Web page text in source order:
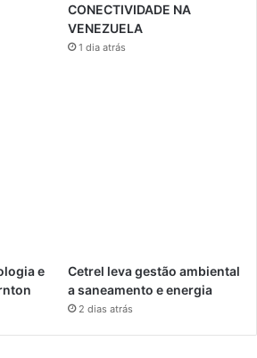
CONECTIVIDADE NA
VENEZUELA
1 dia atrás
e
Cetrel leva gestão ambiental
a saneamento e energia
2 dias atrás